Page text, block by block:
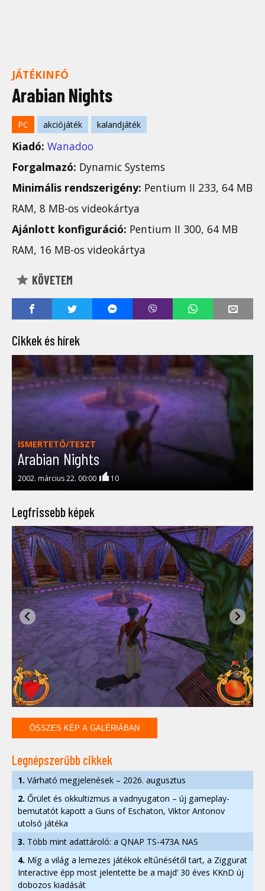
JÁTÉKINFÓ
Arabian Nights
PC akciójáték kalandjáték
Kiadó: Wanadoo
Forgalmazó: Dynamic Systems
Minimális rendszerigény: Pentium II 233, 64 MB
RAM, 8 MB-os videokártya
Ajánlott konfiguráció: Pentium II 300, 64 MB
RAM, 16 MB-os videokártya
KÖVETEM
Cikkek és hírek
ISMERTETŐ/TESZT
Arabian Nights
2002. március 22. 00:00 10
Legfrissebb képek
ÖSSZES KÉP A GALÉRIÁBAN
Legnépszerűbb cikkek
1. Várható megjelenések – 2026. augusztus
2. Őrület és okkultizmus a vadnyugaton – új gameplay-
bemutatót kapott a Guns of Eschaton, Viktor Antonov
utolsó játéka
3. Több mint adattároló: a QNAP TS-473A NAS
4. Míg a világ a lemezes játékok eltűnésétől tart, a Ziggurat
Interactive épp most jelentette be a majd’ 30 éves KKnD új
dobozos kiadását